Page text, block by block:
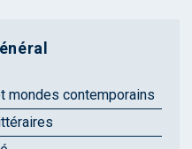
mondes contemporains